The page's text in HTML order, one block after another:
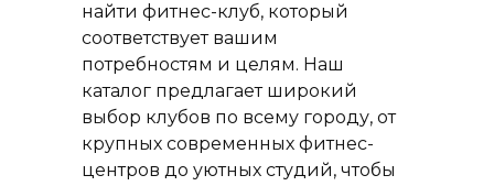
найти фитнес-клуб, который
соответствует вашим
потребностям и целям. Наш
каталог предлагает широкий
выбор клубов по всему городу, от
крупных современных фитнес-
центров до уютных студий, чтобы